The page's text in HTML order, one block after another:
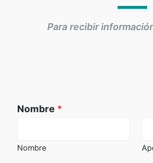
Para recibir
Nombre *
Nombre